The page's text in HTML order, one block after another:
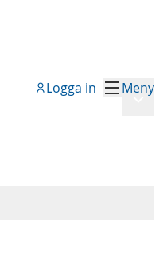
Meny
Logga in
Meny